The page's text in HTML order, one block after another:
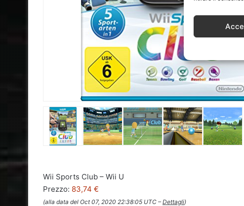
Wii Sports Club – Wii U
Prezzo: 83,74 €
(alla data del Oct 07, 2020 22:38:05 UTC –Dettagli)